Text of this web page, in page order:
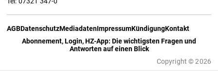
AGBDatenschutzMediadatenImpressumKündigungKontakt
Abonnement, Login, HZ-App: Die wichtigsten Fragen und
Antworten auf einen Blick
Copyright © 2026